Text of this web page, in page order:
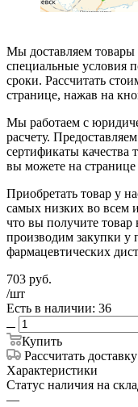
Мы доставляем товары
специальные условия
сроки. Рассчитать
странице, нажав на
Мы работаем с
расчету.
сертификаты качества
вы можете на странице
Приобретать товар у
самых низких во всем
что вы получите товар
производим закупки у
фармацевтических
703 руб.
/шт
Есть в наличии: 36
Купить
Рассчитать доставку
Характеристики
Статус наличия на
—